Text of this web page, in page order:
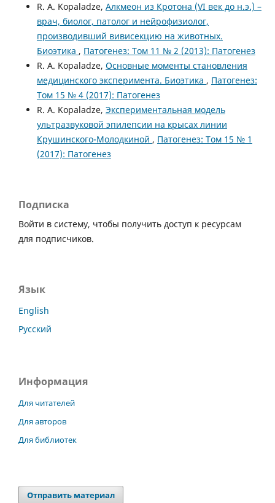
R. A. Kopaladze, Алкмеон из Кротона (VI век до н.э.) –
врач, биолог, патолог и нейрофизиолог,
производивший вивисекцию на животных.
Биоэтика , Патогенез: Том 11 № 2 (2013): Патогенез
R. A. Kopaladze, Основные моменты становления
медицинского эксперимента. Биоэтика , Патогенез:
Том 15 № 4 (2017): Патогенез
R. A. Kopaladze, Экспериментальная модель
ультразвуковой эпилепсии на крысах линии
Крушинского-Молодкиной , Патогенез: Том 15 № 1
(2017): Патогенез
Подписка
Войти в систему, чтобы получить доступ к ресурсам
для подписчиков.
Язык
English
Русский
Информация
Для читателей
Для авторов
Для библиотек
Отправить материал